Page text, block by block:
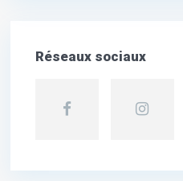
Réseaux sociaux